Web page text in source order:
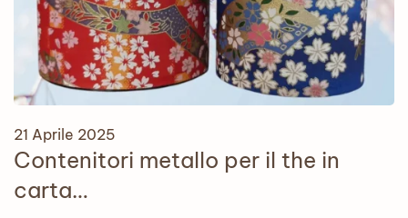
21 Aprile 2025
Contenitori metallo per il the in
carta…